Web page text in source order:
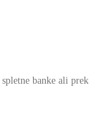
banke ali prek